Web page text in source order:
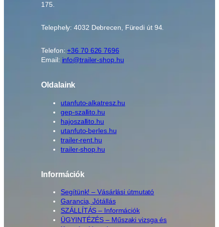
175.
Telephely: 4032 Debrecen, Füredi út 94.
Telefon:+36 70 626 7696
Email: info@trailer-shop.hu
Oldalaink
utanfuto-alkatresz.hu
gep-szallito.hu
hajoszallito.hu
utanfuto-berles.hu
trailer-rent.hu
trailer-shop.hu
Információk
Segítünk! – Vásárlási útmutató
Garancia, Jótállás
SZÁLLÍTÁS – Információk
ÜGYINTÉZÉS – Műszaki vizsga és